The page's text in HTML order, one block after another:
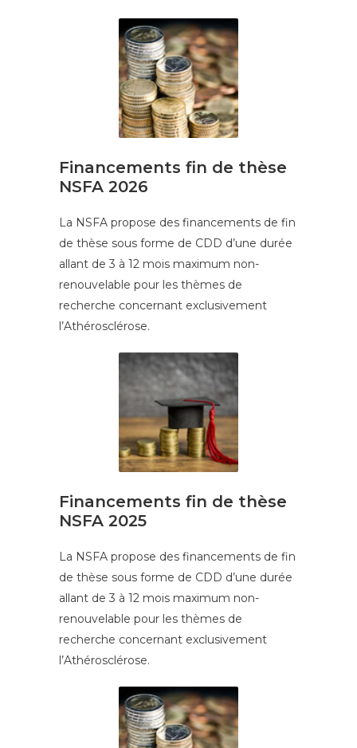
Financements fin de thèse
NSFA 2026
La NSFA propose des financements de fin
de thèse sous forme de CDD d’une durée
allant de 3 à 12 mois maximum non-
renouvelable pour les thèmes de
recherche concernant exclusivement
l’Athérosclérose.
Financements fin de thèse
NSFA 2025
La NSFA propose des financements de fin
de thèse sous forme de CDD d’une durée
allant de 3 à 12 mois maximum non-
renouvelable pour les thèmes de
recherche concernant exclusivement
l’Athérosclérose.